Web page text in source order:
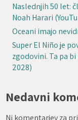
Naslednjih 50 let:
Noah Harari
Oceani imajo
Super El Niño je
zgodovini. Ta pa bi
2028)
Nedavni
Ni komentarjev za